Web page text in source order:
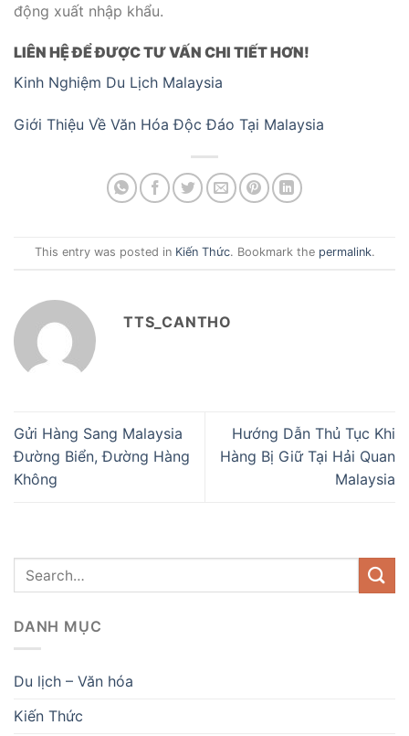
động xuất nhập khẩu.
LIÊN HỆ ĐỂ ĐƯỢC TƯ VẤN CHI TIẾT HƠN!
Kinh Nghiệm Du Lịch Malaysia
Giới Thiệu Về Văn Hóa Độc Đáo Tại Malaysia
This entry was posted in Kiến Thức. Bookmark the permalink.
TTS_CANTHO
Gửi Hàng Sang Malaysia
Đường Biển, Đường Hàng
Không
Hướng Dẫn Thủ Tục Khi
Hàng Bị Giữ Tại Hải Quan
Malaysia
DANH MỤC
Du lịch – Văn hóa
Kiến Thức